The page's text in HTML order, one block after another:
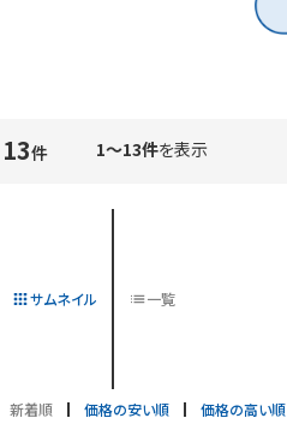
13件 1～13件を表示
サムネイル 一覧
新着順 価格の安い順 価格の高い順